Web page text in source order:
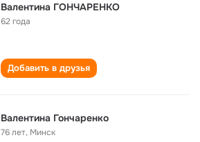
Валентина ГОНЧАРЕНКО
62 года
Добавить в друзья
Валентина Гончаренко
76 лет, Минск